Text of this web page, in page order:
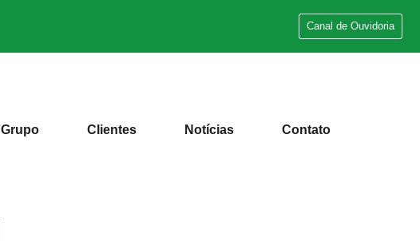
Canal de Ouvidoria
Clientes Notícias Contato